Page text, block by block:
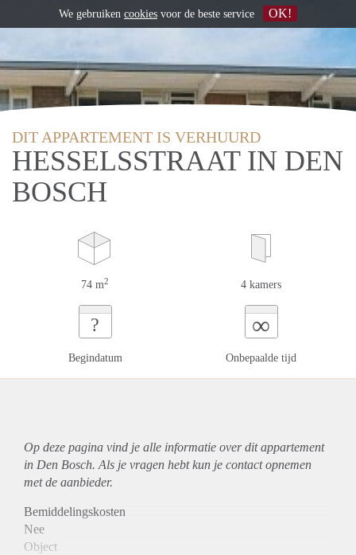
DIT APPARTEMENT IS VERHUURD
HESSELSSTRAAT IN DEN
BOSCH
74 m2 4 kamers
?
Begindatum
∞
Onbepaalde tijd
Op deze pagina vind je alle informatie over ditappartement
in Den Bosch. Als je vragen hebt kun je contact opnemen
met de aanbieder.
Bemiddelingskosten
Nee
Object
We gebruiken cookies voor de beste service OK!